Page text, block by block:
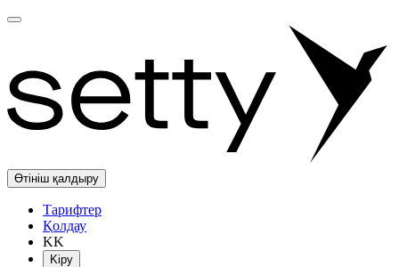
Өтініш қалдыру
Tарифтер
Қолдау
KK
Kіру